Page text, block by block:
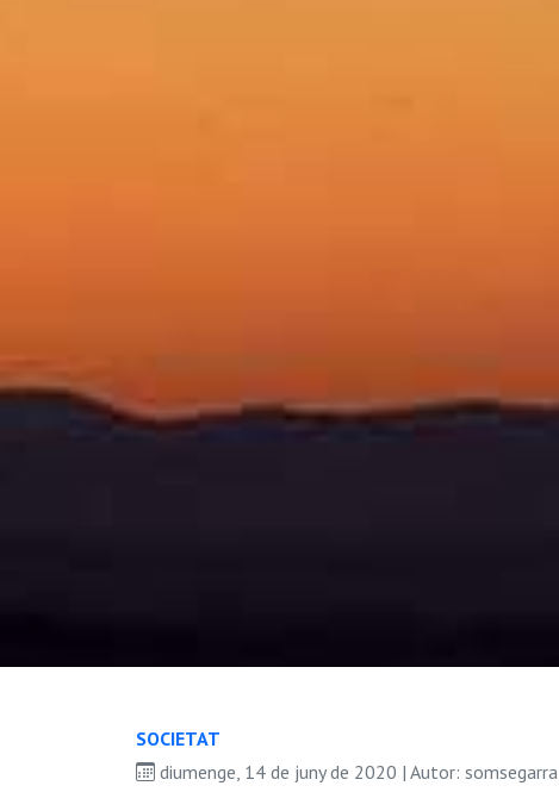
SOCIETAT
diumenge, 14 de juny de 2020 | Autor: somsegarra